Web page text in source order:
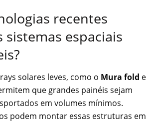
recentes
espaciais
solares leves, como o Mura fold e
que grandes painéis sejam
em volumes mínimos.
podem montar essas estruturas em